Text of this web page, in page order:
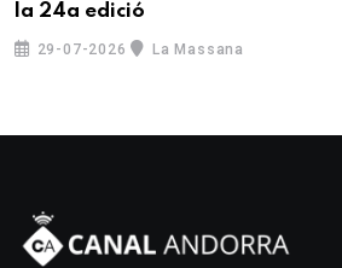
la 24a edició
29-07-2026 La Massana